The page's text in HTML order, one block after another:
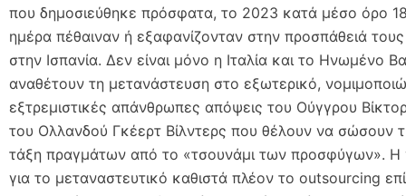
που δημοσιεύθηκε πρόσφατα, το 2023 κατά μέσο όρο
ημέρα πέθαιναν ή εξαφανίζονταν στην προσπάθειά
στην Ισπανία. Δεν είναι μόνο η Ιταλία και το Ηνωμένο
αναθέτουν τη μετανάστευση στο εξωτερικό,
εξτρεμιστικές απάνθρωπες απόψεις του Ούγγρου
του Ολλανδού Γκέερτ Βίλντερς που θέλουν να σώσουν
τάξη πραγμάτων από το «τσουνάμι των προσφύγων». Η
για το μεταναστευτικό καθιστά πλέον το outsourcing